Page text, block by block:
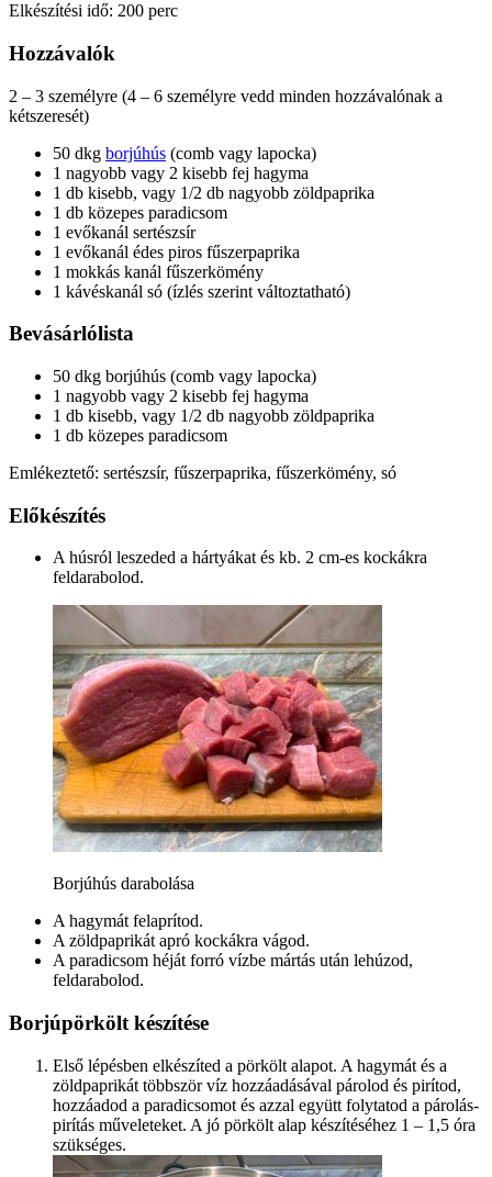
Elkészítési idő: 200 perc
Hozzávalók
2 – 3 személyre (4 – 6 személyre vedd minden hozzávalónak a
kétszeresét)
50 dkg borjúhús (comb vagy lapocka)
1 nagyobb vagy 2 kisebb fej hagyma
1 db kisebb, vagy 1/2 db nagyobb zöldpaprika
1 db közepes paradicsom
1 evőkanál sertészsír
1 evőkanál édes piros fűszerpaprika
1 mokkás kanál fűszerkömény
1 kávéskanál só (ízlés szerint változtatható)
Bevásárlólista
50 dkg borjúhús (comb vagy lapocka)
1 nagyobb vagy 2 kisebb fej hagyma
1 db kisebb, vagy 1/2 db nagyobb zöldpaprika
1 db közepes paradicsom
Emlékeztető: sertészsír, fűszerpaprika, fűszerkömény, só
Előkészítés
A húsról leszeded a hártyákat és kb. 2 cm-es kockákra
feldarabolod.
Borjúhús darabolása
A hagymát felaprítod.
A zöldpaprikát apró kockákra vágod.
A paradicsom héját forró vízbe mártás után lehúzod,
feldarabolod.
Borjúpörkölt készítése
Első lépésben elkészíted a pörkölt alapot. A hagymát és a
zöldpaprikát többször víz hozzáadásával párolod és pirítod,
hozzáadod a paradicsomot és azzal együtt folytatod a párolás-
pirítás műveleteket. A jó pörkölt alap készítéséhez 1 – 1,5 óra
szükséges.